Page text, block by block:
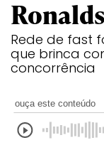
Ronalds
Rede de fast
que brinca
concorrência
ouça este conteúdo